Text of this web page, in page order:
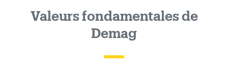
Valeurs fondamentales de
Demag